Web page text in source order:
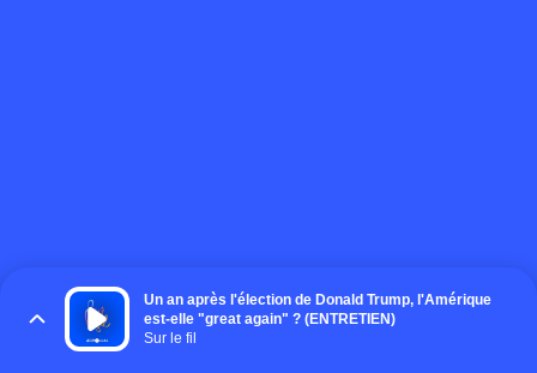
Un an après l'élection de Donald Trump, l'Amérique
est-elle "great again" ? (ENTRETIEN)
Sur le fil